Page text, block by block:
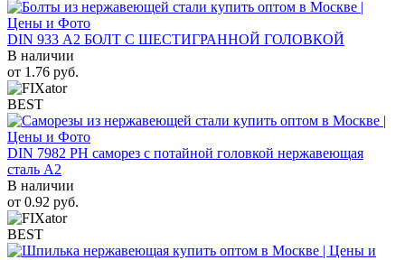
DIN 933 А2 БОЛТ С ШЕСТИГРАННОЙ ГОЛОВКОЙ
В наличии
от 1.76 руб.
BEST
DIN 7982 PH саморез с потайной головкой нержавеющая
сталь A2
В наличии
от 0.92 руб.
BEST